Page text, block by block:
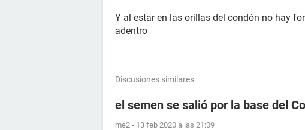
Y al estar en las orillas del condón no hay
adentro
Discusiones similares
el semen se salió por la base del
me2 - 13 feb 2020 a las 21:09